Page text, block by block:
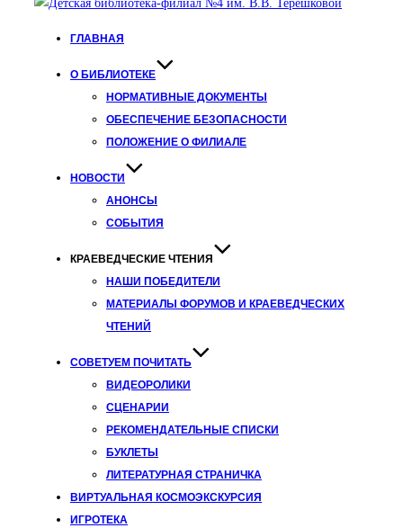
ГЛАВНАЯ
О БИБЛИОТЕКЕ
НОРМАТИВНЫЕ ДОКУМЕНТЫ
ОБЕСПЕЧЕНИЕ БЕЗОПАСНОСТИ
ПОЛОЖЕНИЕ О ФИЛИАЛЕ
НОВОСТИ
АНОНСЫ
СОБЫТИЯ
КРАЕВЕДЧЕСКИЕ ЧТЕНИЯ
НАШИ ПОБЕДИТЕЛИ
МАТЕРИАЛЫ ФОРУМОВ И КРАЕВЕДЧЕСКИХ
ЧТЕНИЙ
СОВЕТУЕМ ПОЧИТАТЬ
ВИДЕОРОЛИКИ
СЦЕНАРИИ
РЕКОМЕНДАТЕЛЬНЫЕ СПИСКИ
БУКЛЕТЫ
ЛИТЕРАТУРНАЯ СТРАНИЧКА
ВИРТУАЛЬНАЯ КОСМОЭКСКУРСИЯ
ИГРОТЕКА